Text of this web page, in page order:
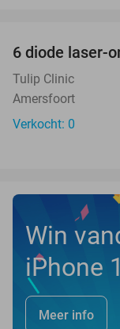
TODAY
6 diode laser-
Tulip Clinic
Amersfoort
Verkocht: 0
Win
iPhone
Meer info